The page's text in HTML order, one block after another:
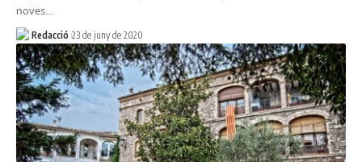
noves…
Redacció 23 de juny de 2020